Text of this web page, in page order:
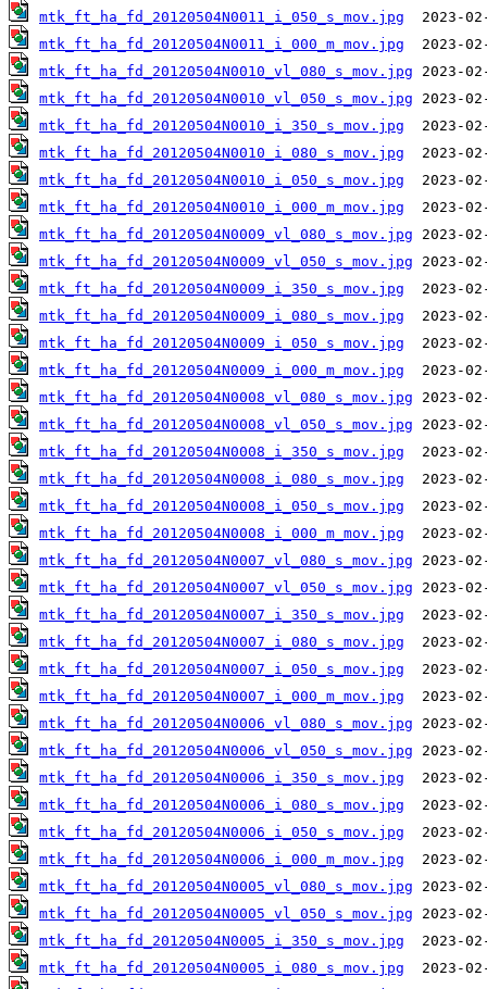
mtk_ft_ha_fd_20120504N0011_i_050_s_mov.jpg
mtk_ft_ha_fd_20120504N0011_i_000_m_mov.jpg
mtk_ft_ha_fd_20120504N0010_vl_080_s_mov.jpg
mtk_ft_ha_fd_20120504N0010_vl_050_s_mov.jpg
mtk_ft_ha_fd_20120504N0010_i_350_s_mov.jpg
mtk_ft_ha_fd_20120504N0010_i_080_s_mov.jpg
mtk_ft_ha_fd_20120504N0010_i_050_s_mov.jpg
mtk_ft_ha_fd_20120504N0010_i_000_m_mov.jpg
mtk_ft_ha_fd_20120504N0009_vl_080_s_mov.jpg
mtk_ft_ha_fd_20120504N0009_vl_050_s_mov.jpg
mtk_ft_ha_fd_20120504N0009_i_350_s_mov.jpg
mtk_ft_ha_fd_20120504N0009_i_080_s_mov.jpg
mtk_ft_ha_fd_20120504N0009_i_050_s_mov.jpg
mtk_ft_ha_fd_20120504N0009_i_000_m_mov.jpg
mtk_ft_ha_fd_20120504N0008_vl_080_s_mov.jpg
mtk_ft_ha_fd_20120504N0008_vl_050_s_mov.jpg
mtk_ft_ha_fd_20120504N0008_i_350_s_mov.jpg
mtk_ft_ha_fd_20120504N0008_i_080_s_mov.jpg
mtk_ft_ha_fd_20120504N0008_i_050_s_mov.jpg
mtk_ft_ha_fd_20120504N0008_i_000_m_mov.jpg
mtk_ft_ha_fd_20120504N0007_vl_080_s_mov.jpg
mtk_ft_ha_fd_20120504N0007_vl_050_s_mov.jpg
mtk_ft_ha_fd_20120504N0007_i_350_s_mov.jpg
mtk_ft_ha_fd_20120504N0007_i_080_s_mov.jpg
mtk_ft_ha_fd_20120504N0007_i_050_s_mov.jpg
mtk_ft_ha_fd_20120504N0007_i_000_m_mov.jpg
mtk_ft_ha_fd_20120504N0006_vl_080_s_mov.jpg
mtk_ft_ha_fd_20120504N0006_vl_050_s_mov.jpg
mtk_ft_ha_fd_20120504N0006_i_350_s_mov.jpg
mtk_ft_ha_fd_20120504N0006_i_080_s_mov.jpg
mtk_ft_ha_fd_20120504N0006_i_050_s_mov.jpg
mtk_ft_ha_fd_20120504N0006_i_000_m_mov.jpg
mtk_ft_ha_fd_20120504N0005_vl_080_s_mov.jpg
mtk_ft_ha_fd_20120504N0005_vl_050_s_mov.jpg
mtk_ft_ha_fd_20120504N0005_i_350_s_mov.jpg
mtk_ft_ha_fd_20120504N0005_i_080_s_mov.jpg